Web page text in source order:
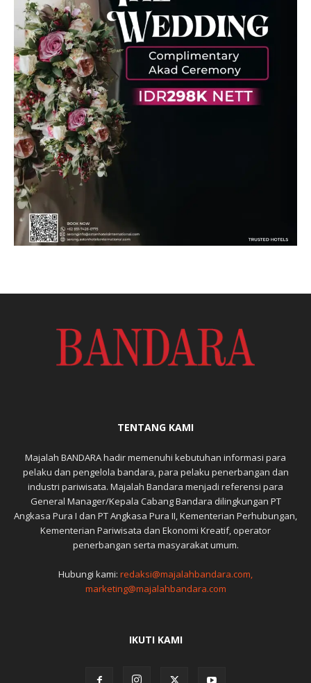
TENTANG KAMI
Majalah BANDARA hadir memenuhi kebutuhan informasi para
pelaku dan pengelola bandara, para pelaku penerbangan dan
industri pariwisata. Majalah Bandara menjadi referensi para
General Manager/Kepala Cabang Bandara dilingkungan PT
Angkasa Pura I dan PT Angkasa Pura II, Kementerian Perhubungan,
Kementerian Pariwisata dan Ekonomi Kreatif, operator
penerbangan serta masyarakat umum.
Hubungi kami: redaksi@majalahbandara.com,
marketing@majalahbandara.com
IKUTI KAMI